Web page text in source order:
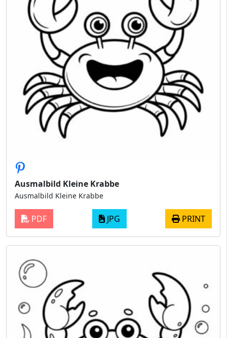
Ausmalbild Kleine Krabbe
Ausmalbild Kleine Krabbe
PDF JPG PRINT